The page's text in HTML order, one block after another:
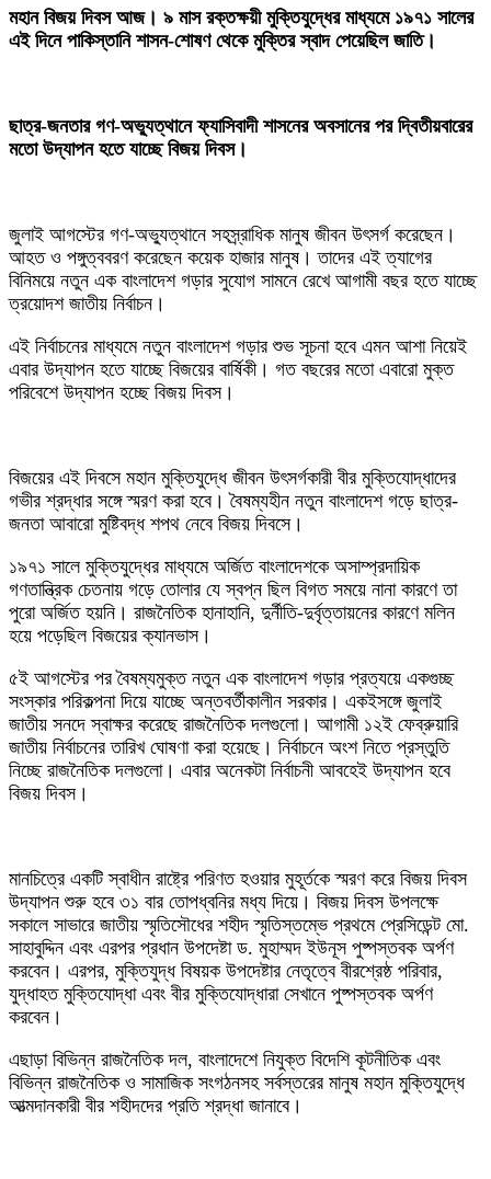
‎মহান বিজয় দিবস আজ। ৯ মাস রক্তক্ষয়ী মুক্তিযুদ্ধের মাধ্যমে ১৯৭১ সালের
এই দিনে পাকিস্তানি শাসন-শোষণ থেকে মুক্তির স্বাদ পেয়েছিল জাতি।
ছাত্র-জনতার গণ-অভ্যুত্থানে ফ্যাসিবাদী শাসনের অবসানের পর দ্বিতীয়বারের
মতো উদ্‌যাপন হতে যাচ্ছে বিজয় দিবস।
জুলাই আগস্টের গণ-অভ্যুত্থানে সহস্র্রাধিক মানুষ জীবন উৎসর্গ করেছেন।
আহত ও পঙ্গুত্ববরণ করেছেন কয়েক হাজার মানুষ। তাদের এই ত্যাগের
বিনিময়ে নতুন এক বাংলাদেশ গড়ার সুযোগ সামনে রেখে আগামী বছর হতে যাচ্ছে
ত্রয়োদশ জাতীয় নির্বাচন।
এই নির্বাচনের মাধ্যমে নতুন বাংলাদেশ গড়ার শুভ সূচনা হবে এমন আশা নিয়েই
এবার উদ্যাপন হতে যাচ্ছে বিজয়ের বার্ষিকী। গত বছরের মতো এবারো মুক্ত
পরিবেশে উদ্যাপন হচ্ছে বিজয় দিবস।
‎বিজয়ের এই দিবসে মহান মুক্তিযুদ্ধে জীবন উৎসর্গকারী বীর মুক্তিযোদ্ধাদের
গভীর শ্রদ্ধার সঙ্গে স্মরণ করা হবে। বৈষম্যহীন নতুন বাংলাদেশ গড়ে ছাত্র-
জনতা আবারো মুষ্টিবদ্ধ শপথ নেবে বিজয় দিবসে।
‎১৯৭১ সালে মুক্তিযুদ্ধের মাধ্যমে অর্জিত বাংলাদেশকে অসাম্প্রদায়িক
গণতান্ত্রিক চেতনায় গড়ে তোলার যে স্বপ্ন ছিল বিগত সময়ে নানা কারণে তা
পুরো অর্জিত হয়নি। রাজনৈতিক হানাহানি, দুর্নীতি-দুর্বৃত্তায়নের কারণে মলিন
হয়ে পড়েছিল বিজয়ের ক্যানভাস।
৫ই আগস্টের পর বৈষম্যমুক্ত নতুন এক বাংলাদেশ গড়ার প্রত্যয়ে একগুচ্ছ
সংস্কার পরিকল্পনা দিয়ে যাচ্ছে অন্তবর্তীকালীন সরকার। একইসঙ্গে জুলাই
জাতীয় সনদে স্বাক্ষর করেছে রাজনৈতিক দলগুলো। আগামী ১২ই ফেব্রুয়ারি
জাতীয় নির্বাচনের তারিখ ঘোষণা করা হয়েছে। নির্বাচনে অংশ নিতে প্রস্তুতি
নিচ্ছে রাজনৈতিক দলগুলো। এবার অনেকটা নির্বাচনী আবহেই উদ্যাপন হবে
বিজয় দিবস।
‎মানচিত্রে একটি স্বাধীন রাষ্ট্রে পরিণত হওয়ার মুহূর্তকে স্মরণ করে বিজয় দিবস
উদ্‌যাপন শুরু হবে ৩১ বার তোপধ্বনির মধ্য দিয়ে। বিজয় দিবস উপলক্ষে
সকালে সাভারে জাতীয় স্মৃতিসৌধের শহীদ স্মৃতিস্তম্ভে প্রথমে প্রেসিডেন্ট মো.
সাহাবুদ্দিন এবং এরপর প্রধান উপদেষ্টা ড. মুহাম্মদ ইউনূস পুষ্পস্তবক অর্পণ
করবেন। এরপর, মুক্তিযুদ্ধ বিষয়ক উপদেষ্টার নেতৃত্বে বীরশ্রেষ্ঠ পরিবার,
যুদ্ধাহত মুক্তিযোদ্ধা এবং বীর মুক্তিযোদ্ধারা সেখানে পুষ্পস্তবক অর্পণ
করবেন।
এছাড়া বিভিন্ন রাজনৈতিক দল, বাংলাদেশে নিযুক্ত বিদেশি কূটনীতিক এবং
বিভিন্ন রাজনৈতিক ও সামাজিক সংগঠনসহ সর্বস্তরের মানুষ মহান মুক্তিযুদ্ধে
আত্মদানকারী বীর শহীদদের প্রতি শ্রদ্ধা জানাবে।